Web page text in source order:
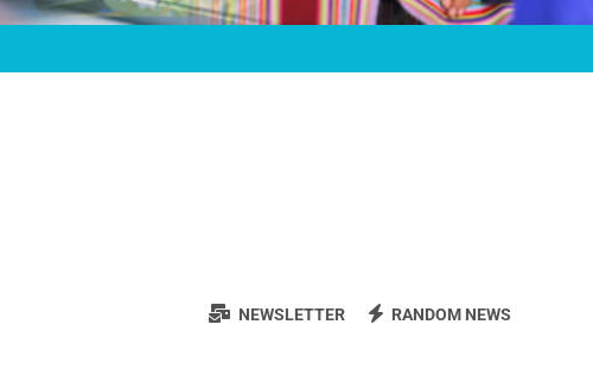
NEWSLETTER RANDOM NEWS